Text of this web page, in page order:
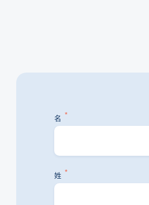
名 *
姓 *